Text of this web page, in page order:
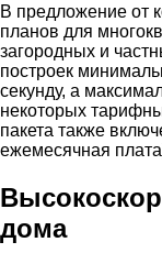
В предложение от
планов для
загородных и
построек
секунду, а
некоторых
пакета также
ежемесячная
дома